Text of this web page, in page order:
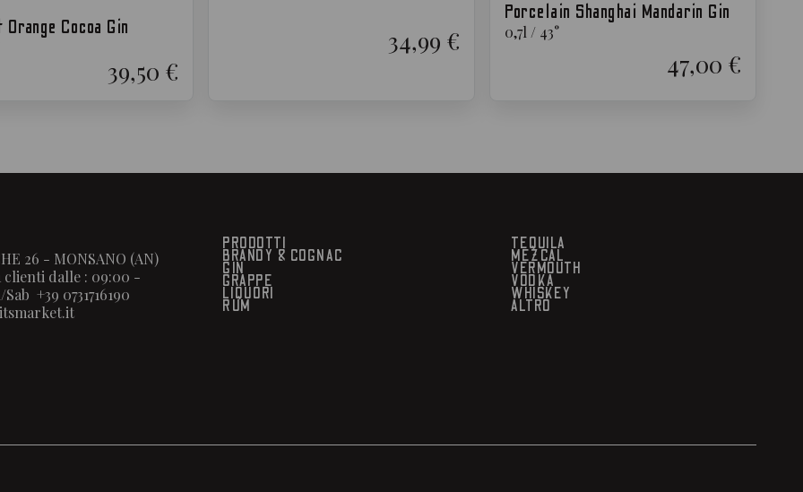
Cocoa Gin
39,50 €
34,99 €
Porcelain Shanghai Mandarin Gin
0,7l/ 43°
47,00 €
26 - MONSANO (AN)
clienti dalle : 09:00 -
+39 0731716190
PRODOTTI
BRANDY & COGNAC
GIN
GRAPPE
LIQUORI
RUM
TEQUILA
MEZCAL
VERMOUTH
VODKA
WHISKEY
ALTRO